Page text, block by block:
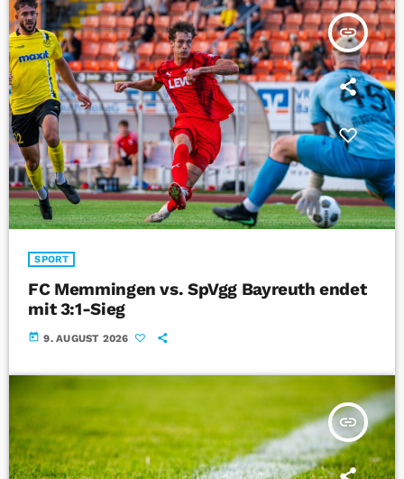
insert_link
SPORT
FC Memmingen vs. SpVgg Bayreuth endet
mit 3:1-Sieg
today 9. AUGUST 2026
insert_link